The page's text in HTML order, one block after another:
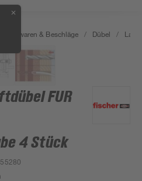
✕
Eisenwaren & Beschläge / Dübel /
FUR
4 Stück